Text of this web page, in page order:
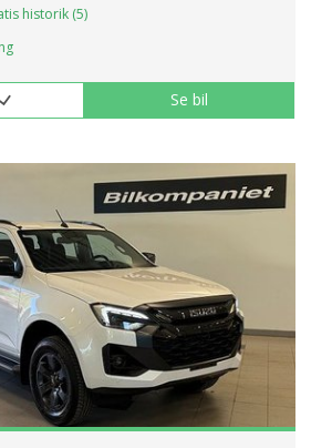
historik (5)
Se bil